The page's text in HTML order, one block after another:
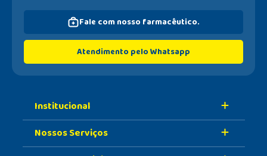
Fale com nosso farmacêutico.
Atendimento pelo Whatsapp
Institucional
Sobre A Nossa Drogaria
Nossos Serviços